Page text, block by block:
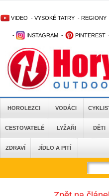
VIDEO - VYSOKÉ TATRY - REGIONY
- INSTAGRAM - PINTEREST
HOROLEZCI VODÁCI
CESTOVATELÉ LYŽAŘI DĚTI
ZDRAVÍ JÍDLO A PITÍ